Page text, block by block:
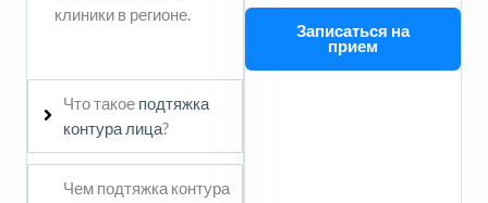
клиники в регионе.
Что такое подтяжка
контура лица?
Чем подтяжка контура
Записаться на
прием